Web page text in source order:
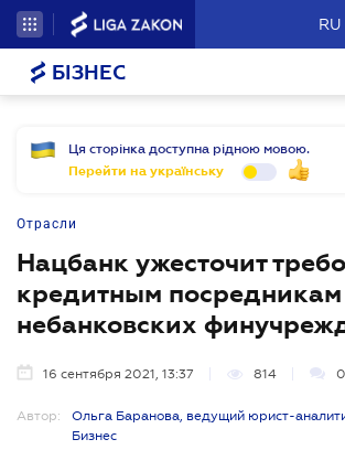
RU
БІЗНЕС
Ця сторінка доступна рідною мовою.
Перейти на українську
Отрасли
Нацбанк ужесточит
кредитным посредникам
небанковских
16 сентября 2021, 13:37 814 0
Автор:
Ольга Баранова, ведущий юрист-
Бизнес